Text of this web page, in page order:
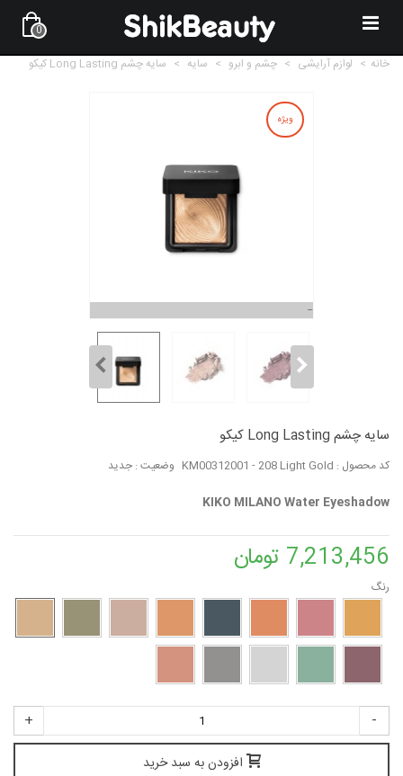
0
خانه > لوازم آرایشی > چشم و ابرو > سایه > سایه چشم Long Lasting کیکو
ویژه
سایه چشم Long Lasting کیکو
کد محصول : KM00312001 - 208 Light Gold وضعیت : جدید
KIKO MILANO Water Eyeshadow
7,213,456 تومان
رنگ
-
+
افزودن به سبد خرید